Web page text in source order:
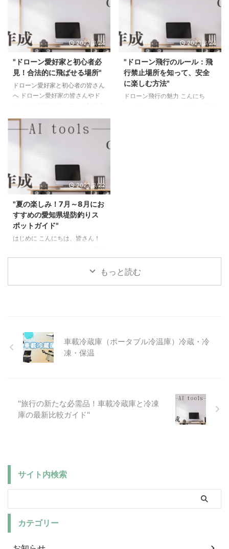
ル冷蔵庫＋専用バッテリーパック
ル冷蔵庫＋専用バッテリーパック
EcoFlow GLACIER（グレーシ
ア）について 近年、アウトドア
ができるポータブル冷蔵庫 ...
この冷温庫は、その名の通りコー
使用が可能です。今回の記事で
は、このハイコーキの冷温庫につ
いて、その概要から使用シーン、
していきます。初めての方にも分
かりやすく、この製品の魅力を伝
えたいと思います！ ハイコーキ
コードレス冷温庫の概要 ハイコ
2023/8/24
"ドローン愛好家と初心者必
見！合法的に飛ばせる場所"
ドローン愛好家と初心者の皆さん
へ ドローン愛好家の皆さんやド
を飛ばせる場所を知ることは重要
です。この記事では、ドローンを
合法的に飛ばせる場所とその注意
思います。 まずは以下の画像を
確認してください。これらの規制
されている場所以外かつ地権者や
行が可能ということになります。
飛行禁止空域 飛行空域を問わず
順守する必要があるルール 合法
的に飛ばせる場所／公共の場所で
2023/8/24
"ドローン飛行のルール：飛
行禁止場所を知って、安全
に楽しむ方法"
ドローン飛行の魅力 こんにち
けではありません。特定の地域で
...
2023/8/22
"夏の楽しみ！7月～8月にお
すすめの愛知県堤防釣りス
ポットガイド"
はじめに こんにちは、皆さん！
を始めたくなりませんか？今回
は、そんな皆さんにおすすめした
すすめの堤防釣りスポットをご紹
介します。 愛知県の堤防釣りス
ポット1：名古屋港 まず最初にご
紹介するのは、名古屋港です。
こでは、アジやイワシ、タチウオ
もっと読む
車載冷蔵庫（ポータブル冷温庫）冷蔵・冷
凍・保温
"旅行の新たな必需品！車載冷蔵庫と冷凍
庫の最新比較ガイド"
サイト内検索
カテゴリー